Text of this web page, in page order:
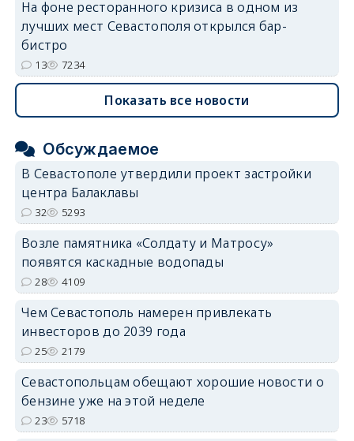
На фоне ресторанного кризиса в одном из
лучших мест Севастополя открылся бар-
бистро
13 7234
Показать все новости
Обсуждаемое
В Севастополе утвердили проект застройки
центра Балаклавы
32 5293
Возле памятника «Солдату и Матросу»
появятся каскадные водопады
28 4109
Чем Севастополь намерен привлекать
инвесторов до 2039 года
25 2179
Севастопольцам обещают хорошие новости о
бензине уже на этой неделе
23 5718